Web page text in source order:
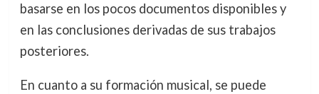
basarse en los pocos documentos disponibles y
en las conclusiones derivadas de sus trabajos
posteriores.
En cuanto a su formación musical, se puede